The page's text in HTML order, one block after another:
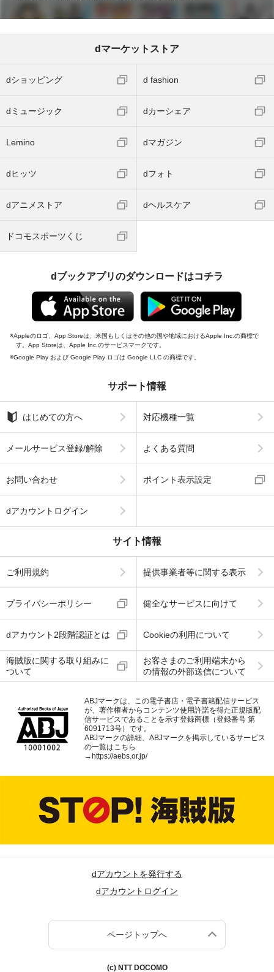
dマーケットストア
dショッピング d fashion
dミュージック dカーシェア
Lemino dマガジン
dヒッツ dフォト
dアニメストア dヘルスケア
ドコモスポーツくじ
dブックアプリのダウンロードはコチラ
Appleのロゴ、App Storeは、米国もしくはその他の国や地域におけるApple Inc.の商標で
す。App Storeは、Apple Inc.のサービスマークです。
Google Play および Google Play ロゴは Google LLC の商標です。
サポート情報
はじめての方へ 対応機種一覧
メールサービス登録/解除 よくある質問
お問い合わせ ポイント表示設定
dアカウントログイン
サイト情報
ご利用規約 提供事業者等に関する表示
プライバシーポリシー 健全なサービスに向けて
dアカウント2段階認証とは Cookieの利用について
海賊版に関する取り組みに
ついて
お客さまのご利用端末から
の情報の外部送信について
ABJマークは、この電子書店・電子書籍配信サービス
が、著作権者からコンテンツ使用許諾を得た正規版配
信サービスであることを示す登録商標（登録番号 第
6091713号）です。
ABJマークの詳細、ABJマークを掲示しているサービス
の一覧はこちら
→ https://aebs.or.jp/
dアカウントを発行する
dアカウントログイン
ページトップへ
(c) NTT DOCOMO